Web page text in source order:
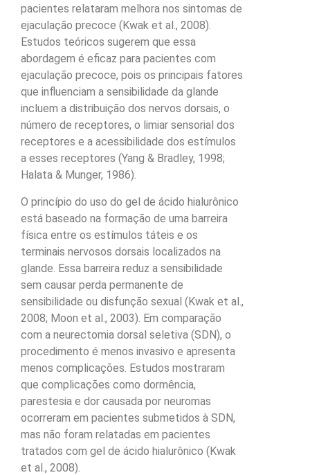
pacientes relataram melhora nos sintomas de
ejaculação precoce (Kwak et al., 2008).
Estudos teóricos sugerem que essa
abordagem é eficaz para pacientes com
ejaculação precoce, pois os principais fatores
que influenciam a sensibilidade da glande
incluem a distribuição dos nervos dorsais, o
número de receptores, o limiar sensorial dos
receptores e a acessibilidade dos estímulos
a esses receptores (Yang & Bradley, 1998;
Halata & Munger, 1986).
O princípio do uso do gel de ácido hialurônico
está baseado na formação de uma barreira
física entre os estímulos táteis e os
terminais nervosos dorsais localizados na
glande. Essa barreira reduz a sensibilidade
sem causar perda permanente de
sensibilidade ou disfunção sexual (Kwak et al.,
2008; Moon et al., 2003). Em comparação
com a neurectomia dorsal seletiva (SDN), o
procedimento é menos invasivo e apresenta
menos complicações. Estudos mostraram
que complicações como dormência,
parestesia e dor causada por neuromas
ocorreram em pacientes submetidos à SDN,
mas não foram relatadas em pacientes
tratados com gel de ácido hialurônico (Kwak
et al., 2008).